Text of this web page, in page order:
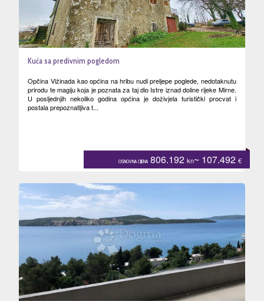
Kuća sa predivnim pogledom
Opčina Vižinada kao općina na hribu nudi preljepe poglede, nedotaknutu
prirodu te magiju koja je poznata za taj dio Istre iznad doline rijeke Mirne.
U posljednjih nekoliko godina općina je doživjela turistički procvat i
postala prepoznatljiva t...
OSNOVNA CIJENA 806.192 kn~ 107.492 €